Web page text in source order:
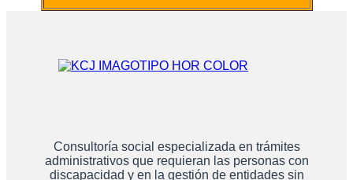
Consultoría social especializada en trámites
administrativos que requieran las personas con
discapacidad y en la gestión de entidades sin